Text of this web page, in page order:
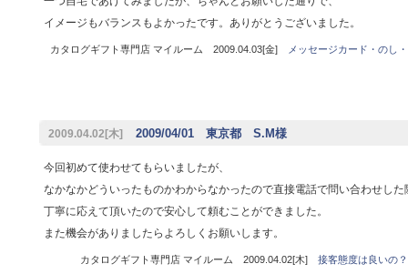
イメージもバランスもよかったです。ありがとうございました。
カタログギフト専門店 マイルーム 2009.04.03[金] メッセージカード・のし
2009.04.02[木] 2009/04/01 東京都 S.M様
今回初めて使わせてもらいましたが、
なかなかどういったものかわからなかったので直接電話で問い合わせした
丁寧に応えて頂いたので安心して頼むことができました。
また機会がありましたらよろしくお願いします。
カタログギフト専門店 マイルーム 2009.04.02[木] 接客態度は良いの？